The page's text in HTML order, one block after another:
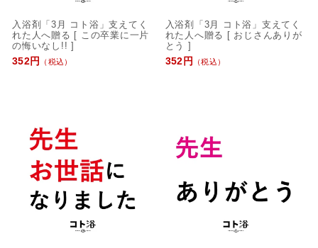
入浴剤「3月 コト浴」支えてく
れた人へ贈る [ この卒業に一片
の悔いなし!! ]
352円
（税込）
入浴剤「3月 コト浴」支えてく
れた人へ贈る [ おじさんありが
とう ]
352円
（税込）